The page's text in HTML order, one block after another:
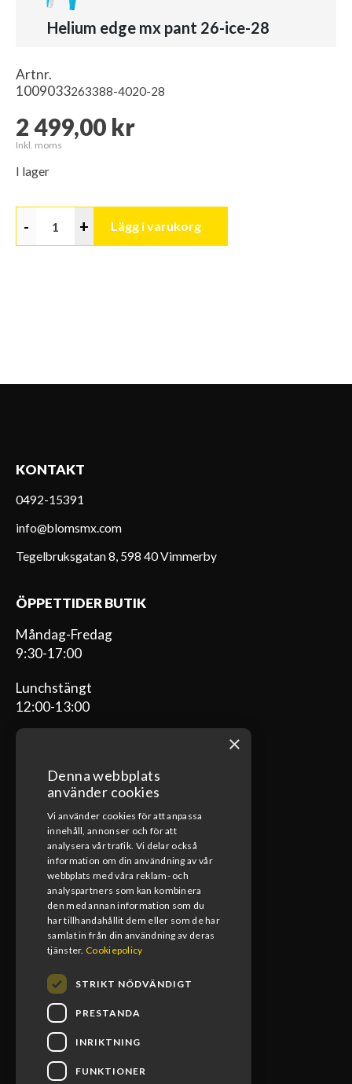
Helium edge mx pant 26-ice-28
Artnr.
1009033263388-4020-28
2 499,00 kr
Inkl. moms
I lager
- + Lägg i varukorg
KONTAKT
0492-15391
info@blomsmx.com
Tegelbruksgatan 8, 598 40 Vimmerby
ÖPPETTIDER BUTIK
Måndag-Fredag
9:30-17:00
Lunchstängt
12:00-13:00
ÖPPETTIDER VERKSTAD
Måndag-Fredag
08:00-17:00
Lunchstängt
12:00-13:00
×
Denna webbplats
använder cookies
Vi använder cookies för att anpassa
innehåll, annonser och för att
analysera vår trafik. Vi delar också
information om din användning av vår
webbplats med våra reklam- och
analyspartners som kan kombinera
den med annan information som du
har tillhandahållit dem eller som de har
samlat in från din användning av deras
tjänster. Cookiepolicy
STRIKT NÖDVÄNDIGT
PRESTANDA
INRIKTNING
FUNKTIONER